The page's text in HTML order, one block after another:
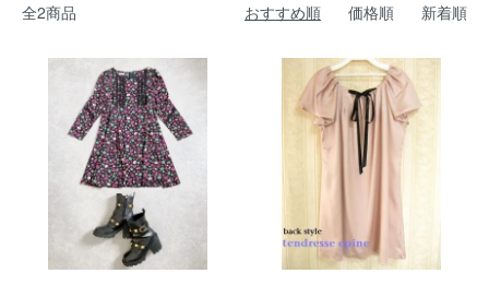
全2商品 おすすめ順 価格順 新着順